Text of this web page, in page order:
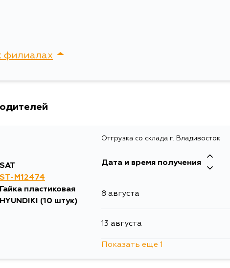
филиалах
SAT
ST-M12474
Гайка пластиковая
HYUNDIKI (10 штук)
Отгрузка со склада г. Владивосток
Дата и время получения
8 августа
13 августа
Показать еще 1